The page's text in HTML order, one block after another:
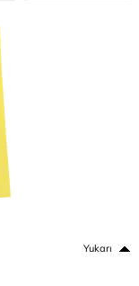
Yukarı